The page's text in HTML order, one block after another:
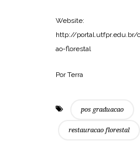
Website:
http://portal.utfpr.edu.br/
ao-florestal
Por Terra
pos graduacao
restauracao florestal